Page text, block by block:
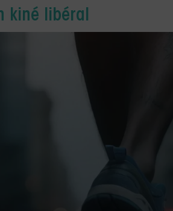
kiné libéral